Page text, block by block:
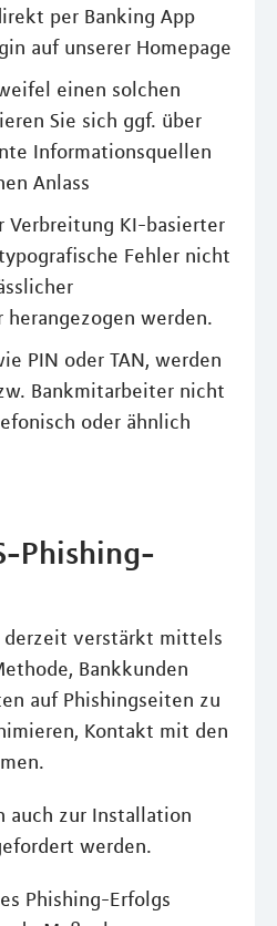
per Banking App
auf unserer Homepage
einen solchen
Sie sich ggf. über
Informationsquellen
Anlass
Verbreitung KI-basierter
Fehler nicht
herangezogen werden.
PIN oder TAN, werden
Bankmitarbeiter nicht
oder ähnlich
Phishing-
derzeit verstärkt mittels
Bankkunden
auf Phishingseiten zu
Kontakt mit den
auch zur Installation
werden.
Phishing-Erfolgs